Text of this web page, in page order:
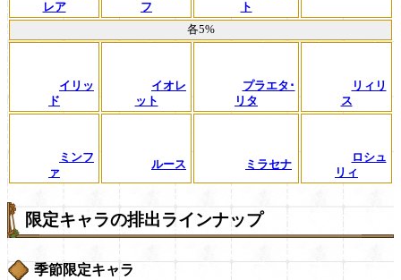
レア
フ
ト
各5%
イリッ
ド
イオレ
ット
プラエタ･
リタ
リィリ
ス
ミンフ
ァ
ルース ミラセナ
ロシュ
リィ
限定キャラの排出ラインナップ
季節限定キャラ